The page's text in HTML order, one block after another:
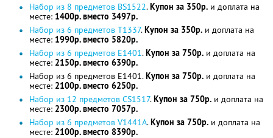
Набор из 8 предметов BS1522.Купон за 350р. и доплата на
месте: 1400р. вместо 3497р.
Набор из 6 предметов T1337.Купон за 350р. и доплата на
месте: 1990р. вместо 5820р.
Набор из 6 предметов E1401.Купон за 750р. и доплата на
месте: 2150р. вместо 6390р.
Набор из 6 предметов E1401.Купон за 750р. и доплата на
месте: 2100р. вместо 6250р.
Набор из 12 предметов CS1517.Купон за 750р. и доплата на
месте: 2300р. вместо 7057р.
Набор из 6 предметов V1441A.Купон за 750р. и доплата на
месте: 2100р. вместо 8390р.